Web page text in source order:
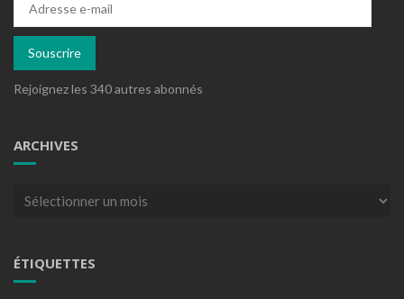
mail
Souscrire
Rejoignez les 340 autres abonnés
ARCHIVES
Archives
ÉTIQUETTES